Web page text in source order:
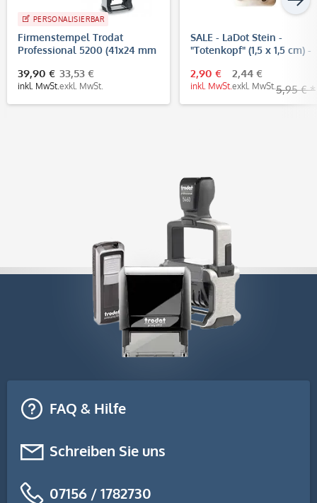
PERSONALISIERBAR
Firmenstempel Trodat
Professional 5200 (41x24 mm
39,90 €
inkl. MwSt.
33,53 €
exkl. MwSt.
SALE - LaDot Stein -
"Totenkopf" (1,5 x 1,5 cm) -
2,90 €
inkl. MwSt.
2,44 €
exkl. MwSt. 5,95 € *
FAQ & Hilfe
Schreiben Sie uns
07156 / 1782730